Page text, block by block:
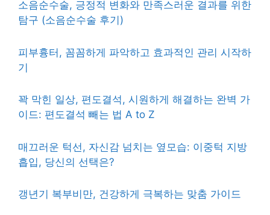
소음순수술, 긍정적 변화와 만족스러운 결과를 위한
탐구 (소음순수술 후기)
피부흉터, 꼼꼼하게 파악하고 효과적인 관리 시작하
기
꽉 막힌 일상, 편도결석, 시원하게 해결하는 완벽 가
이드: 편도결석 빼는 법 A to Z
매끄러운 턱선, 자신감 넘치는 옆모습: 이중턱 지방
흡입, 당신의 선택은?
갱년기 복부비만, 건강하게 극복하는 맞춤 가이드